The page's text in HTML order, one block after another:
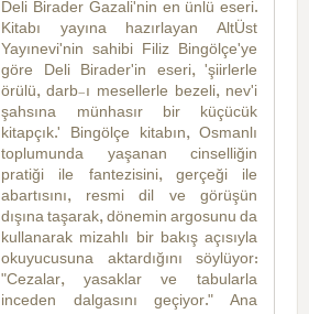
Deli Birader Gazali'nin en ünlü eseri.
Kitabı yayına hazırlayan AltÜst
Yayınevi'nin sahibi Filiz Bingölçe'ye
göre Deli Birader'in eseri, 'şiirlerle
örülü, darb-ı mesellerle bezeli, nev'i
şahsına münhasır bir küçücük
kitapçık.' Bingölçe kitabın, Osmanlı
toplumunda yaşanan cinselliğin
pratiği ile fantezisini, gerçeği ile
abartısını, resmi dil ve görüşün
dışına taşarak, dönemin argosunu da
kullanarak mizahlı bir bakış açısıyla
okuyucusuna aktardığını söylüyor:
"Cezalar, yasaklar ve tabularla
inceden dalgasını geçiyor." Ana